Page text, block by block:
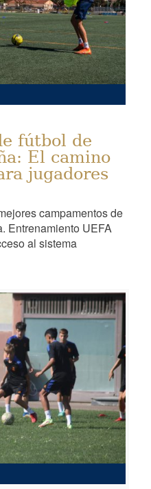
fútbol de
El camino
jugadores
campamentos de
Entrenamiento UEFA
al sistema